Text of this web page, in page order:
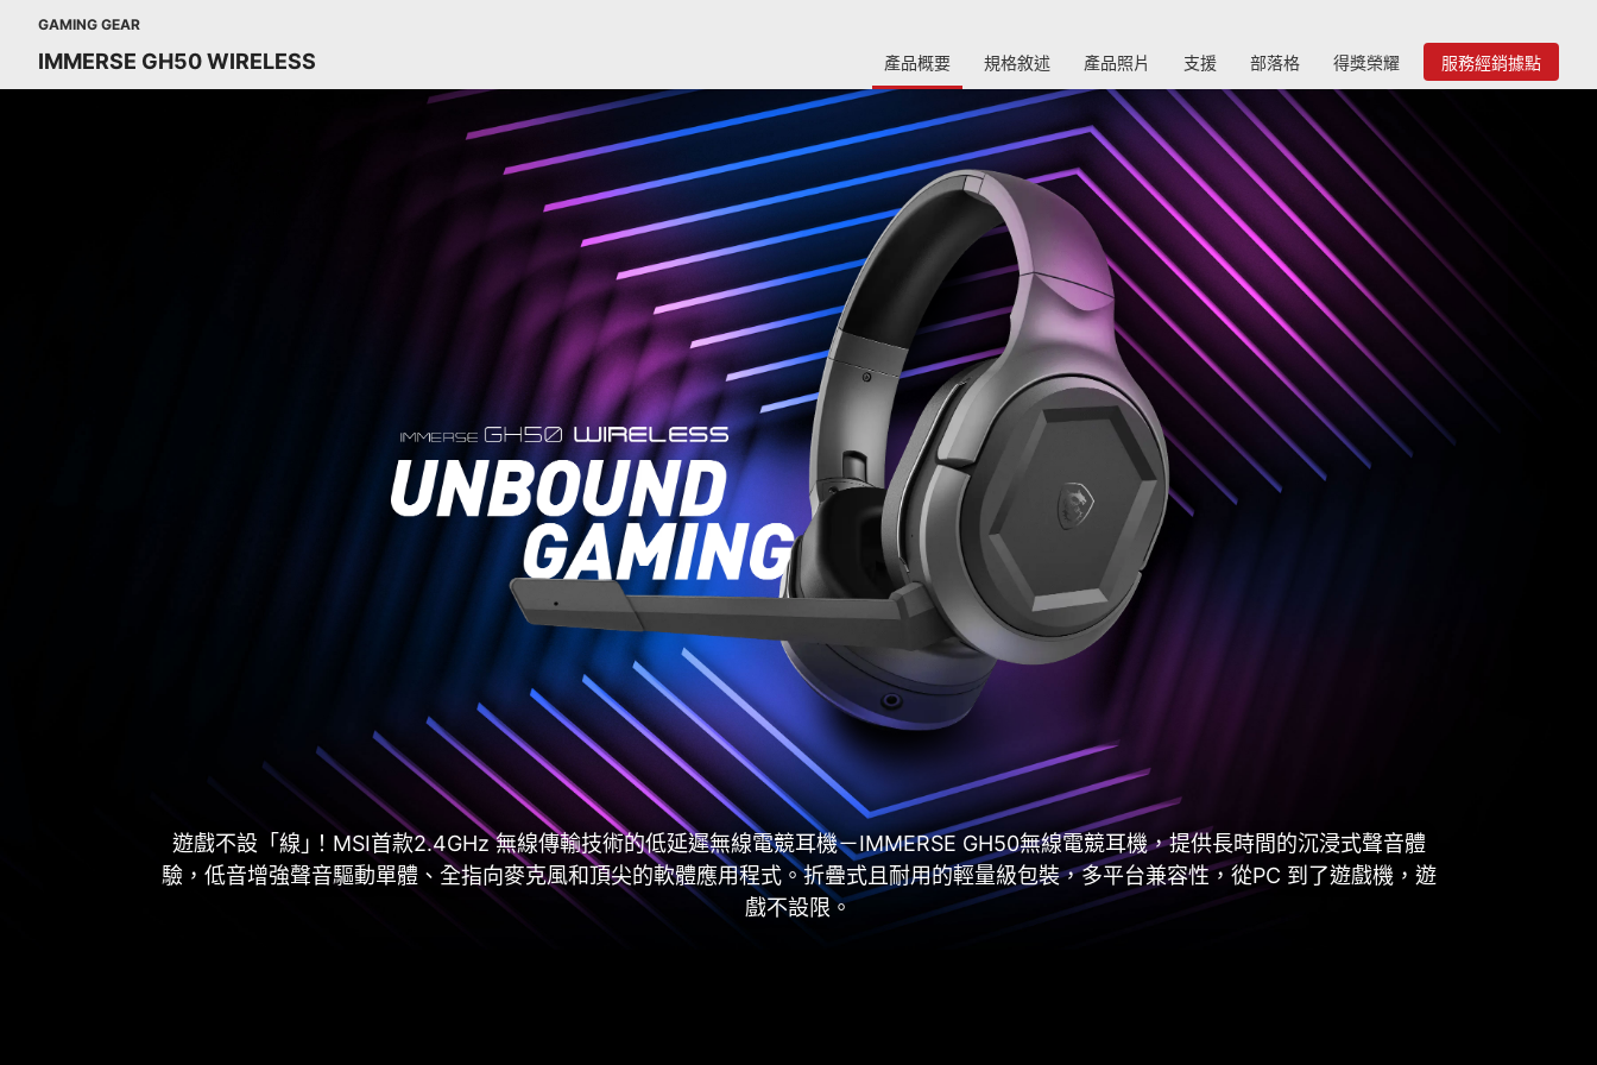
GAMING GEAR
IMMERSE GH50 WIRELESS 產品概要 規格敘述 產品照片 支援 部落格 得獎榮耀 服務經銷據點
遊戲不設「線｣！MSI首款2.4GHz 無線傳輸技術的低延遲無線電競耳機－IMMERSE GH50無線電競耳機，提供長時間的沉浸式聲音體
驗，低音增強聲音驅動單體、全指向麥克風和頂尖的軟體應用程式。折疊式且耐用的輕量級包裝，多平台兼容性，從PC 到了遊戲機，遊
戲不設限。